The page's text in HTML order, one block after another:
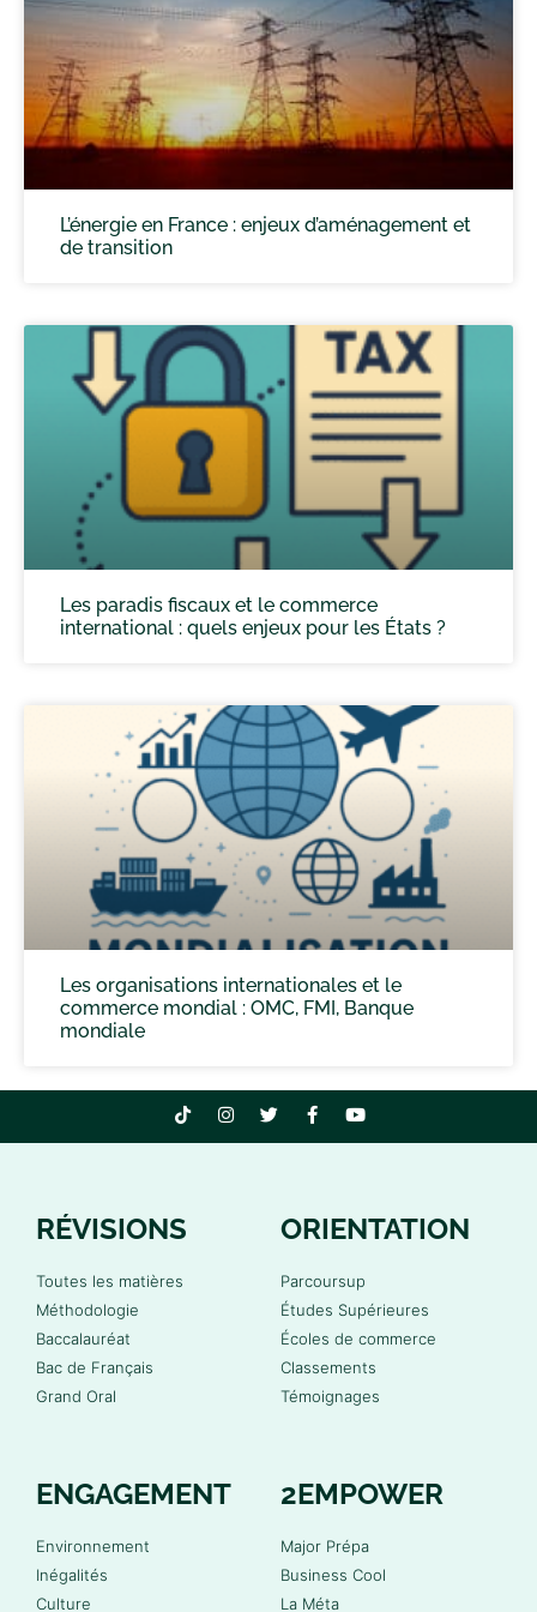
L’énergie en France : enjeux d’aménagement et
de transition
Les paradis fiscaux et le commerce
international : quels enjeux pour les États ?
Les organisations internationales et le
commerce mondial : OMC, FMI, Banque
mondiale
RÉVISIONS
Toutes les matières
Méthodologie
Baccalauréat
Bac de Français
Grand Oral
ORIENTATION
Parcoursup
Études Supérieures
Écoles de commerce
Classements
Témoignages
ENGAGEMENT
Environnement
Inégalités
Culture
2EMPOWER
Major Prépa
Business Cool
La Méta